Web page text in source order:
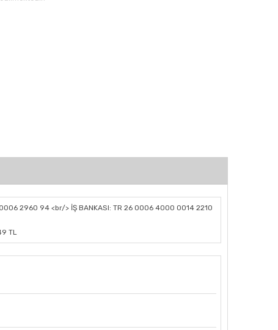
2960 94 <br/> İŞ BANKASI: TR 26 0006 4000 0014 2210
TL